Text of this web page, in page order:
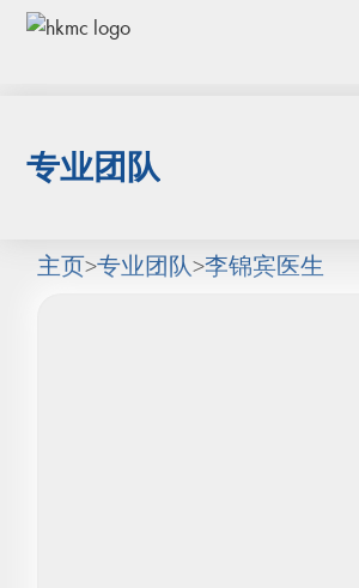
专业团队
主页>专业团队>李锦宾医生